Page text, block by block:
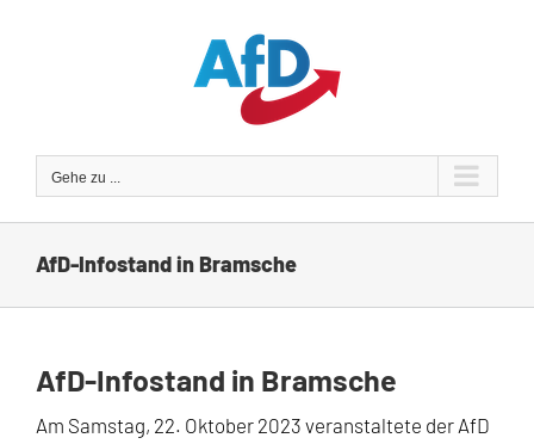
Gehe zu ...
AfD-Infostand in Bramsche
AfD-Infostand in Bramsche
Am Samstag, 22. Oktober 2023 veranstaltete der AfD